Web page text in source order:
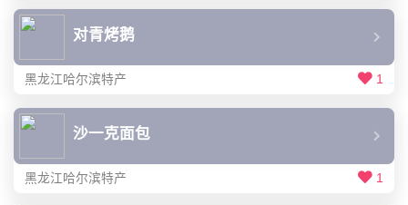
对青烤鹅
黑龙江哈尔滨特产 1
沙一克面包
黑龙江哈尔滨特产 1